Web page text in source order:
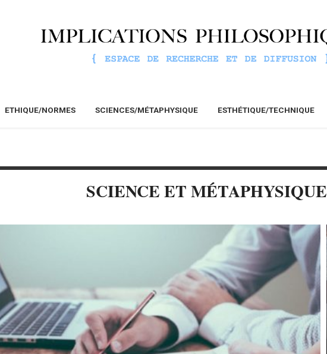
ETHIQUE/NORMES SCIENCES/MÉTAPHYSIQUE ESTHÉTIQUE/TECHNIQUE
SCIENCE ET MÉTAPHYSIQUE